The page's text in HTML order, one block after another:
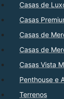
Casas de
Casas
Casas de
Casas de
Casas Vista
Penthouse e
Terrenos